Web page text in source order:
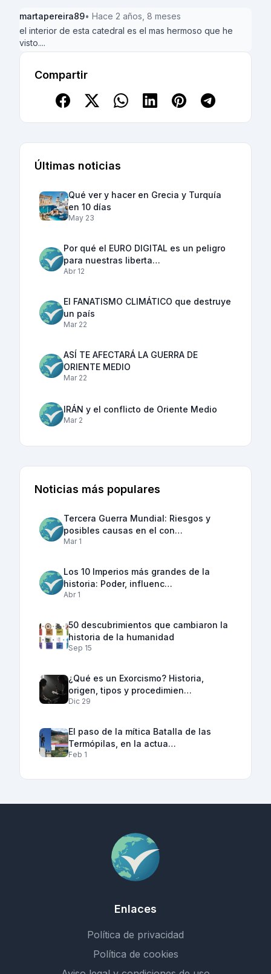
martapereira89• Hace 2 años, 8 meses
el interior de esta catedral es el mas hermoso que he
visto....
Compartir
Últimas noticias
Qué ver y hacer en Grecia y Turquía
en 10 días
May 23
Por qué el EURO DIGITAL es un peligro
para nuestras liberta…
Abr 12
El FANATISMO CLIMÁTICO que destruye
un país
Mar 22
ASÍ TE AFECTARÁ LA GUERRA DE
ORIENTE MEDIO
Mar 22
IRÁN y el conflicto de Oriente Medio
Mar 2
Noticias más populares
Tercera Guerra Mundial: Riesgos y
posibles causas en el con…
Mar 1
Los 10 Imperios más grandes de la
historia: Poder, influenc…
Abr 1
50 descubrimientos que cambiaron la
historia de la humanidad
Sep 15
¿Qué es un Exorcismo? Historia,
origen, tipos y procedimien…
Dic 29
El paso de la mítica Batalla de las
Termópilas, en la actua…
Feb 1
Enlaces
Política de privacidad
Política de cookies